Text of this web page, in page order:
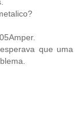
que uma